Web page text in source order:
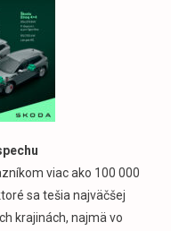
viac ako 100 000
sa tešia najväčšej
krajinách, najmä vo